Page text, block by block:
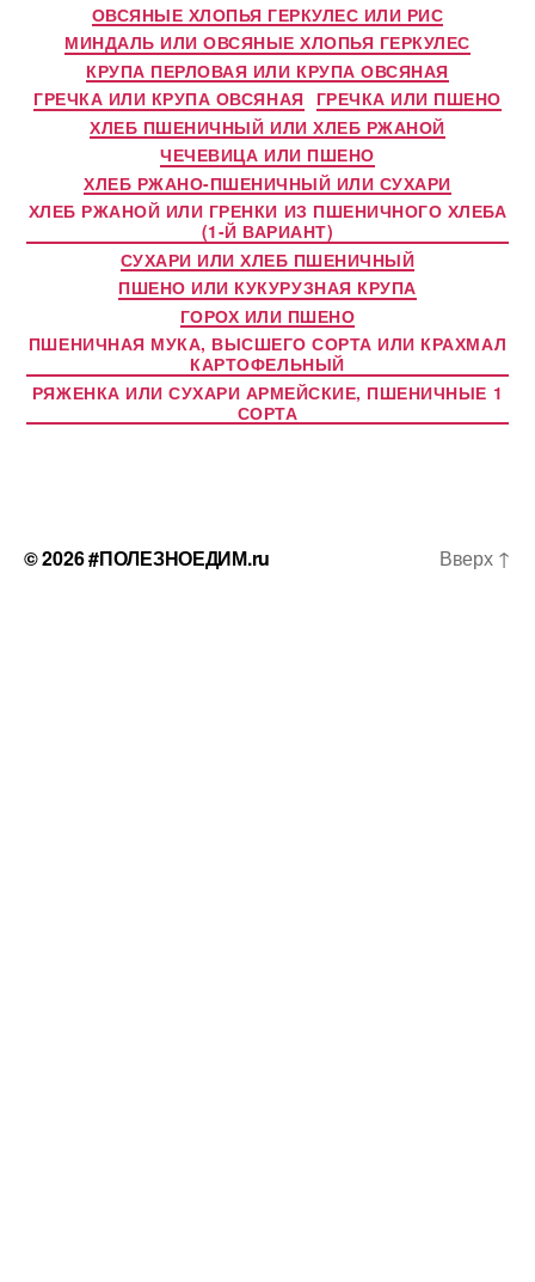
ОВСЯНЫЕ ХЛОПЬЯ ГЕРКУЛЕС ИЛИ РИС
МИНДАЛЬ ИЛИ ОВСЯНЫЕ ХЛОПЬЯ ГЕРКУЛЕС
КРУПА ПЕРЛОВАЯ ИЛИ КРУПА ОВСЯНАЯ
ГРЕЧКА ИЛИ КРУПА ОВСЯНАЯ ГРЕЧКА ИЛИ ПШЕНО
ХЛЕБ ПШЕНИЧНЫЙ ИЛИ ХЛЕБ РЖАНОЙ
ЧЕЧЕВИЦА ИЛИ ПШЕНО
ХЛЕБ РЖАНО-ПШЕНИЧНЫЙ ИЛИ СУХАРИ
ХЛЕБ РЖАНОЙ ИЛИ ГРЕНКИ ИЗ ПШЕНИЧНОГО ХЛЕБА
(1-Й ВАРИАНТ)
СУХАРИ ИЛИ ХЛЕБ ПШЕНИЧНЫЙ
ПШЕНО ИЛИ КУКУРУЗНАЯ КРУПА
ГОРОХ ИЛИ ПШЕНО
ПШЕНИЧНАЯ МУКА, ВЫСШЕГО СОРТА ИЛИ КРАХМАЛ
КАРТОФЕЛЬНЫЙ
РЯЖЕНКА ИЛИ СУХАРИ АРМЕЙСКИЕ, ПШЕНИЧНЫЕ 1
СОРТА
© 2026#ПОЛЕЗНОЕДИМ.ru Вверх ↑